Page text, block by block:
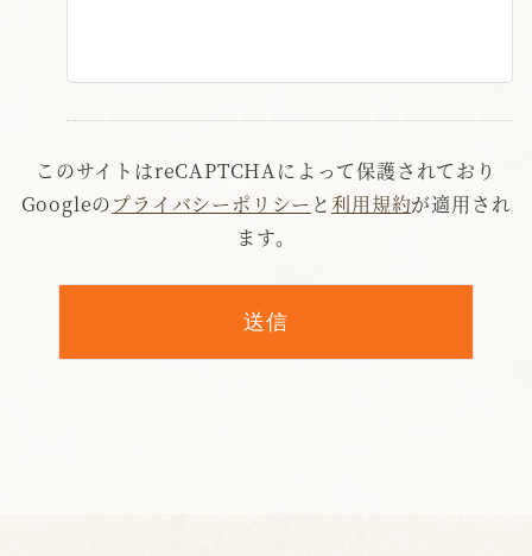
このサイトはreCAPTCHAによって保護されており
Googleのプライバシーポリシー と利用規約が適用され
ます。